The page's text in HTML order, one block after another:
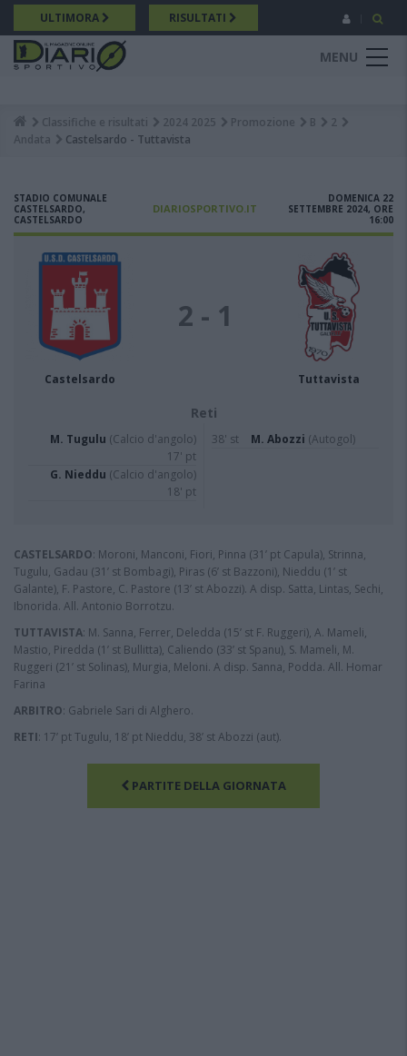
Salta
al
contenuto
principale
ULTIMORA RISULTATI
MENU
Breadcrumb
Classifiche e risultati 2024 2025 Promozione B
2
Andata
Castelsardo - Tuttavista
STADIO COMUNALE
CASTELSARDO,
CASTELSARDO
DIARIOSPORTIVO.IT
DOMENICA 22
SETTEMBRE 2024, ORE
16:00
Castelsardo
2 - 1
Tuttavista
Reti
M. Tugulu (Calcio d'angolo)
17' pt
G. Nieddu (Calcio d'angolo)
18' pt
38' st M. Abozzi (Autogol)
CASTELSARDO: Moroni, Manconi, Fiori, Pinna (31’ pt Capula), Strinna,
Tugulu, Gadau (31’ st Bombagi), Piras (6’ st Bazzoni), Nieddu (1’ st
Galante), F. Pastore, C. Pastore (13’ st Abozzi). A disp. Satta, Lintas, Sechi,
Ibnorida. All. Antonio Borrotzu.
TUTTAVISTA: M. Sanna, Ferrer, Deledda (15’ st F. Ruggeri), A. Mameli,
Mastio, Piredda (1’ st Bullitta), Caliendo (33’ st Spanu), S. Mameli, M.
Ruggeri (21’ st Solinas), Murgia, Meloni. A disp. Sanna, Podda. All. Homar
Farina
ARBITRO: Gabriele Sari di Alghero.
RETI: 17’ pt Tugulu, 18’ pt Nieddu, 38’ st Abozzi (aut).
PARTITE DELLA GIORNATA